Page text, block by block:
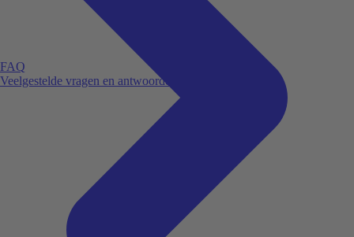
FAQ
Veelgestelde vragen en antwoorden.